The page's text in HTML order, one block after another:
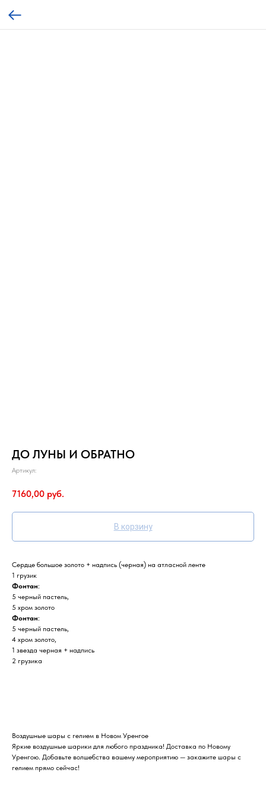
ДО ЛУНЫ И ОБРАТНО
Артикул:
7160,00 руб.
В корзину
Сердце большое золото + надпись (черная) на атласной ленте
1 грузик
Фонтан:
5 черный пастель,
5 хром золото
Фонтан:
5 черный пастель,
4 хром золото,
1 звезда черная + надпись
2 грузика
Воздушные шары с гелием в Новом Уренгое
Яркие воздушные шарики для любого праздника! Доставка по Новому
Уренгою. Добавьте волшебства вашему мероприятию — закажите шары с
гелием прямо сейчас!